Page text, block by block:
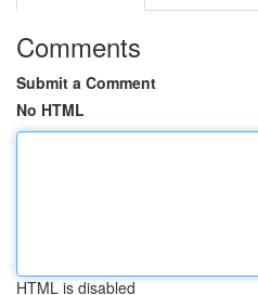
Comments
Submit a Comment
No HTML
HTML is disabled